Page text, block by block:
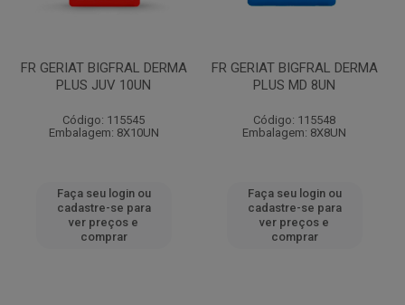
FR GERIAT BIGFRAL DERMA
PLUS JUV 10UN
Código: 115545
Embalagem: 8X10UN
Faça seu login ou
cadastre-se para
ver preços e
comprar
FR GERIAT BIGFRAL DERMA
PLUS MD 8UN
Código: 115548
Embalagem: 8X8UN
Faça seu login ou
cadastre-se para
ver preços e
comprar